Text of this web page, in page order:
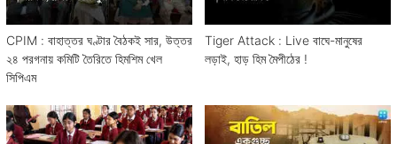
CPIM : বাহাত্তর ঘণ্টার বৈঠকই সার, উত্তর
২৪ পরগনায় কমিটি তৈরিতে হিমশিম খেল
সিপিএম
Tiger Attack : Live বাঘে-মানুষের
লড়াই, হাড় হিম মৈপীঠের !